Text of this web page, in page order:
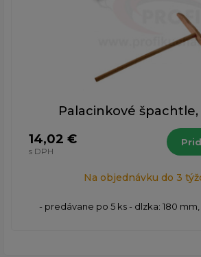
Palacinkové
14,02 €
s DPH
Na objednávku do 3
- predávane po 5 ks - dlzka: 180 mm,